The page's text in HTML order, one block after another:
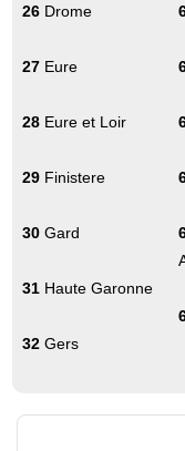
26 Drome
27 Eure
28 Eure et Loir
29 Finistere
30 Gard
31 Haute Garonne
32 Gers